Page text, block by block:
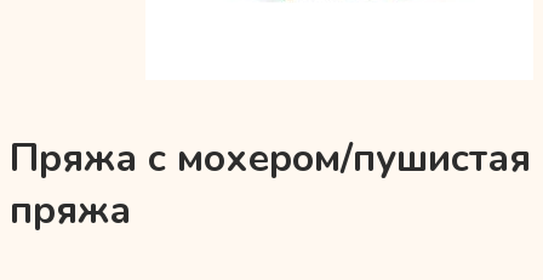
Пряжа с мохером/пушистая
пряжа